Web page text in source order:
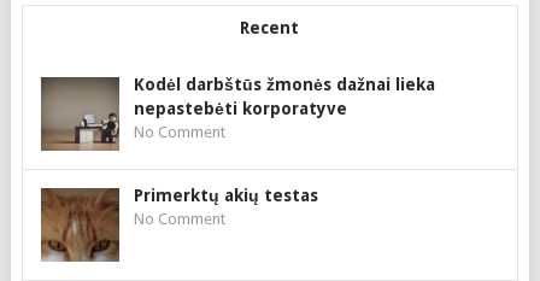
Recent
Kodėl darbštūs žmonės dažnai lieka
nepastebėti korporatyve
No Comment
Primerktų akių testas
No Comment